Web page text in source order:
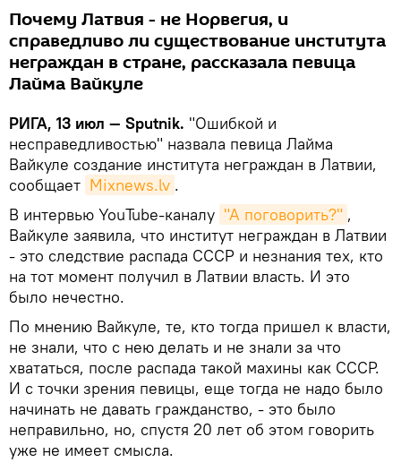
Почему Латвия - не Норвегия, и
справедливо ли существование института
неграждан в стране, рассказала певица
Лайма Вайкуле
РИГА, 13 июл — Sputnik. "Ошибкой и
несправедливостью" назвала певица Лайма
Вайкуле создание института неграждан в Латвии,
сообщает Mixnews.lv .
В интервью YouTube-каналу "А поговорить?" ,
Вайкуле заявила, что институт неграждан в Латвии
- это следствие распада СССР и незнания тех, кто
на тот момент получил в Латвии власть. И это
было нечестно.
По мнению Вайкуле, те, кто тогда пришел к власти,
не знали, что с нею делать и не знали за что
хвататься, после распада такой махины как СССР.
И с точки зрения певицы, еще тогда не надо было
начинать не давать гражданство, - это было
неправильно, но, спустя 20 лет об этом говорить
уже не имеет смысла.